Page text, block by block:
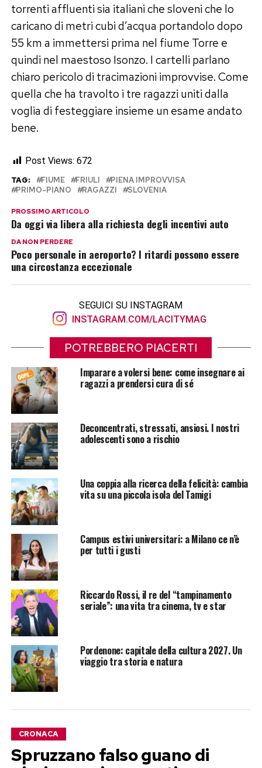
torrenti affluenti sia italiani che sloveni che lo
caricano di metri cubi d’acqua portandolo dopo
55 km a immettersi prima nel fiume Torre e
quindi nel maestoso Isonzo. I cartelli parlano
chiaro pericolo di tracimazioni improvvise. Come
quella che ha travolto i tre ragazzi uniti dalla
voglia di festeggiare insieme un esame andato
bene.
Post Views: 672
TAG: FIUME FRIULI
PIENA IMPROVVISA
PRIMO-PIANO
RAGAZZI SLOVENIA
PROSSIMO ARTICOLO
Da oggi via libera alla richiesta degli incentivi auto
DA NON PERDERE
Poco personale in aeroporto? I ritardi possono essere
una circostanza eccezionale
SEGUICI SU INSTAGRAM
INSTAGRAM.COM/LACITYMAG
POTREBBERO PIACERTI
Imparare a volersi bene: come insegnare ai
ragazzi a prendersi cura di sé
Deconcentrati, stressati, ansiosi. I nostri
adolescenti sono a rischio
Una coppia alla ricerca della felicità: cambia
vita su una piccola isola del Tamigi
Campus estivi universitari: a Milano ce n’è
per tutti i gusti
Riccardo Rossi, il re del “tampinamento
seriale”: una vita tra cinema, tv e star
Pordenone: capitale della cultura 2027. Un
viaggio tra storia e natura
CRONACA
Spruzzano falso guano di